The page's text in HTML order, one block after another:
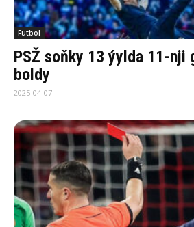
Futbol
PSŽ soňky 13 ýylda 11-nji
boldy
2025-04-07